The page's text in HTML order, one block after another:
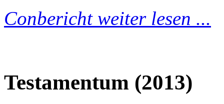
Conbericht weiter lesen ...
Testamentum (2013)